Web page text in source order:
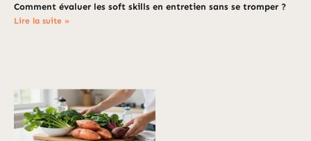
Comment évaluer les soft skills en entretien sans se tromper ?
Lire la suite »